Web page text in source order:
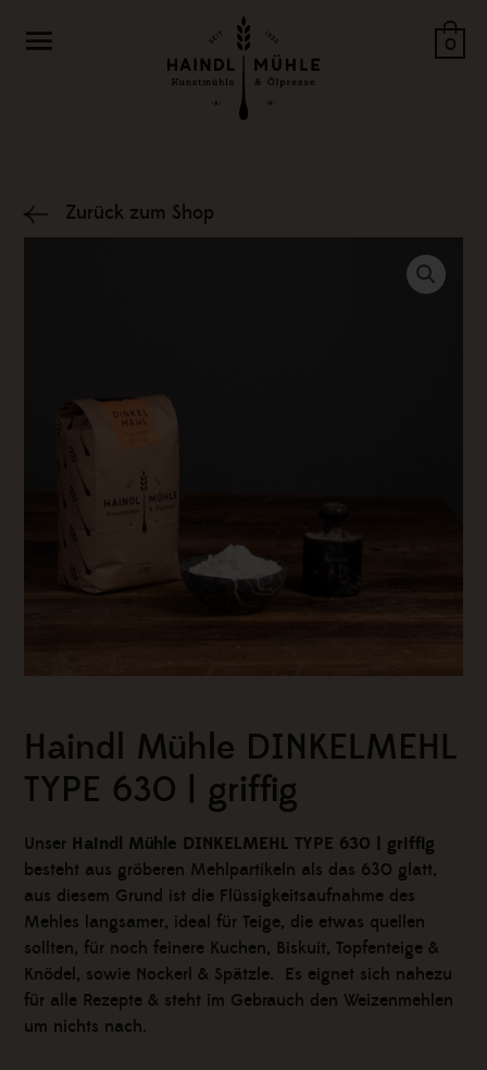
InhaltMenü
0
Zurück zum Shop
Haindl Mühle DINKELMEHL
TYPE 630 | griffig
Unser Haindl Mühle DINKELMEHL TYPE 630 | griffig
besteht aus gröberen Mehlpartikeln als das 630 glatt,
aus diesem Grund ist die Flüssigkeitsaufnahme des
Mehles langsamer, ideal für Teige, die etwas quellen
sollten, für noch feinere Kuchen, Biskuit, Topfenteige &
Knödel, sowie Nockerl & Spätzle. Es eignet sich nahezu
für alle Rezepte & steht im Gebrauch den Weizenmehlen
um nichts nach.